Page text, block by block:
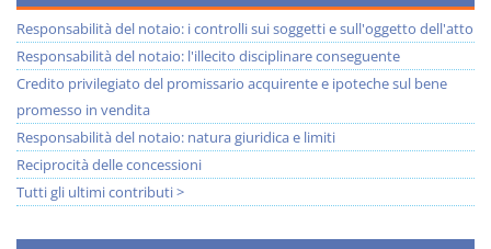
Responsabilità del notaio: i controlli sui soggetti e sull'oggetto dell'atto
Responsabilità del notaio: l'illecito disciplinare conseguente
Credito privilegiato del promissario acquirente e ipoteche sul bene
promesso in vendita
Responsabilità del notaio: natura giuridica e limiti
Reciprocità delle concessioni
Tutti gli ultimi contributi >